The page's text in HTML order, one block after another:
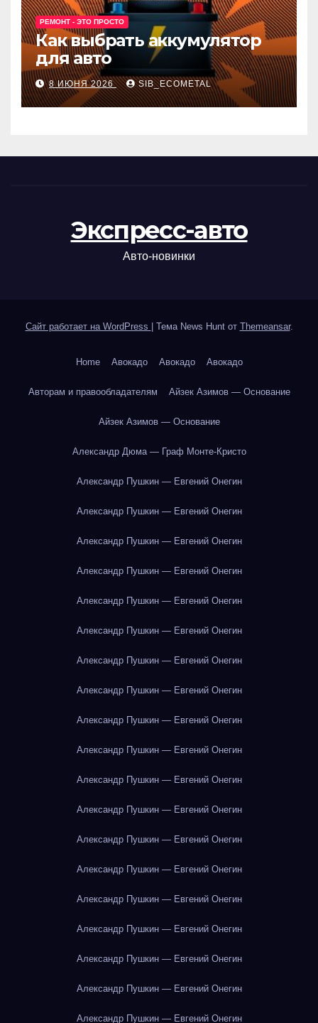
РЕМОНТ - ЭТО ПРОСТО
Как выбрать аккумулятор
для авто
8 ИЮНЯ 2026 SIB_ECOMETAL
Экспресс-авто
Авто-новинки
Сайт работает на WordPress Тема News Hunt от Themeansar.
Home Авокадо Авокадо Авокадо
Авторам и правообладателям Айзек Азимов — Основание
Айзек Азимов — Основание
Александр Дюма — Граф Монте-Кристо
Александр Пушкин — Евгений Онегин
Александр Пушкин — Евгений Онегин
Александр Пушкин — Евгений Онегин
Александр Пушкин — Евгений Онегин
Александр Пушкин — Евгений Онегин
Александр Пушкин — Евгений Онегин
Александр Пушкин — Евгений Онегин
Александр Пушкин — Евгений Онегин
Александр Пушкин — Евгений Онегин
Александр Пушкин — Евгений Онегин
Александр Пушкин — Евгений Онегин
Александр Пушкин — Евгений Онегин
Александр Пушкин — Евгений Онегин
Александр Пушкин — Евгений Онегин
Александр Пушкин — Евгений Онегин
Александр Пушкин — Евгений Онегин
Александр Пушкин — Евгений Онегин
Александр Пушкин — Евгений Онегин
Александр Пушкин — Евгений Онегин